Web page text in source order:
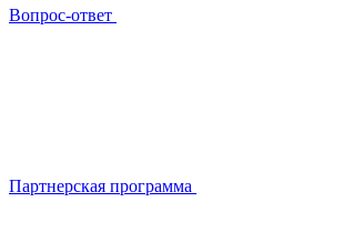
Вопрос-ответ
Партнерская программа